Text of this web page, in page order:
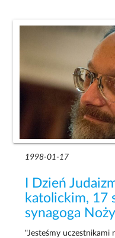
1998-01-17
I Dzień
katolickim, 17
synagoga
"Jesteśmy uczestnikami